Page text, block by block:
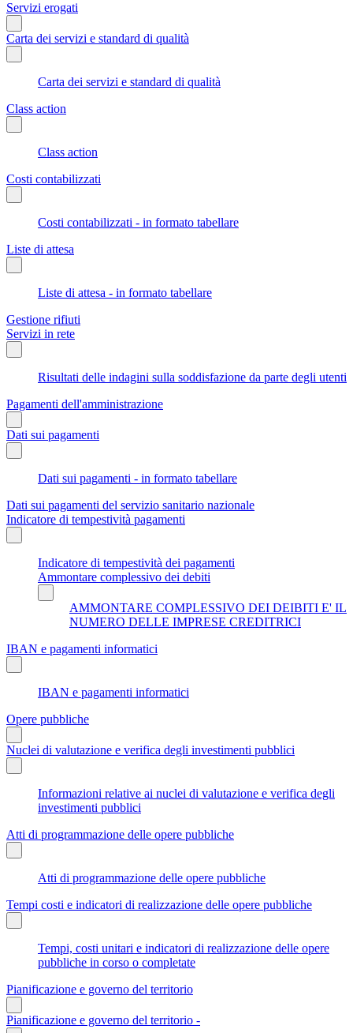
Servizi erogati
Carta dei servizi e standard di qualità
Carta dei servizi e standard di qualità
Class action
Class action
Costi contabilizzati
Costi contabilizzati - in formato tabellare
Liste di attesa
Liste di attesa - in formato tabellare
Gestione rifiuti
Servizi in rete
Risultati delle indagini sulla soddisfazione da parte degli utenti
Pagamenti dell'amministrazione
Dati sui pagamenti
Dati sui pagamenti - in formato tabellare
Dati sui pagamenti del servizio sanitario nazionale
Indicatore di tempestività pagamenti
Indicatore di tempestività dei pagamenti
Ammontare complessivo dei debiti
AMMONTARE COMPLESSIVO DEI DEIBITI E' IL
NUMERO DELLE IMPRESE CREDITRICI
IBAN e pagamenti informatici
IBAN e pagamenti informatici
Opere pubbliche
Nuclei di valutazione e verifica degli investimenti pubblici
Informazioni relative ai nuclei di valutazione e verifica degli
investimenti pubblici
Atti di programmazione delle opere pubbliche
Atti di programmazione delle opere pubbliche
Tempi costi e indicatori di realizzazione delle opere pubbliche
Tempi, costi unitari e indicatori di realizzazione delle opere
pubbliche in corso o completate
Pianificazione e governo del territorio
Pianificazione e governo del territorio -